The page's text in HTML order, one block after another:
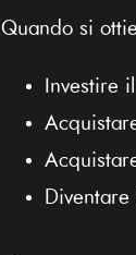
Quando si
Investire